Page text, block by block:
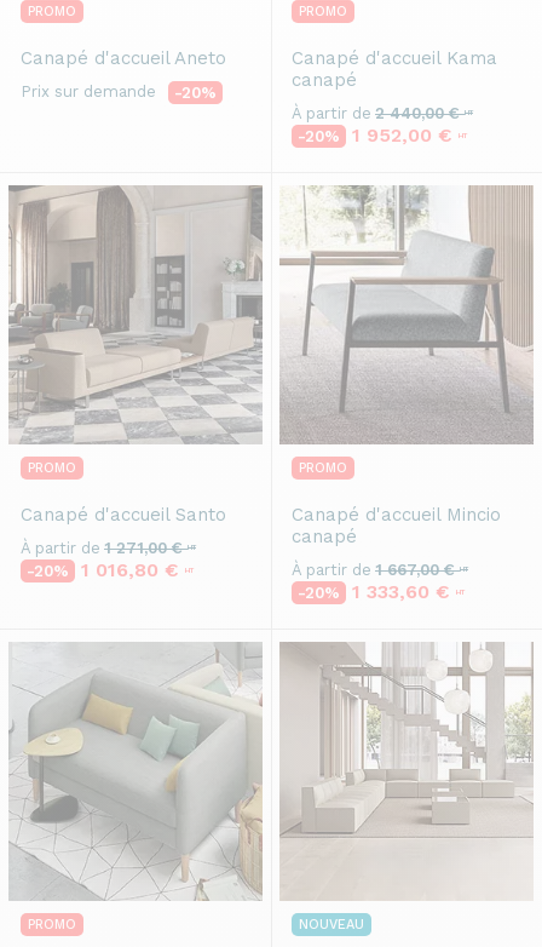
PROMO
Canapé d'accueilAneto
Prix sur demande -20%
PROMO
Canapé d'accueilKama
canapé
À partir de 2 440,00 €HT
-20% 1 952,00 € HT
PROMO
Canapé d'accueilSanto
À partir de 1 271,00 €HT
-20% 1 016,80 € HT
PROMO
Canapé d'accueilMincio
canapé
À partir de 1 667,00 €HT
-20% 1 333,60 € HT
PROMO NOUVEAU